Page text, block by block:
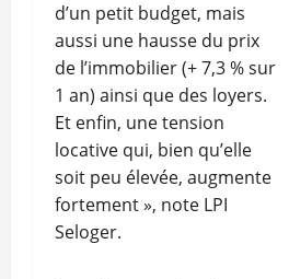
d’un petit budget, mais
aussi une hausse du prix
de l’immobilier (+ 7,3 % sur
1 an) ainsi que des loyers.
Et enfin, une tension
locative qui, bien qu’elle
soit peu élevée, augmente
fortement », note LPI
Seloger.